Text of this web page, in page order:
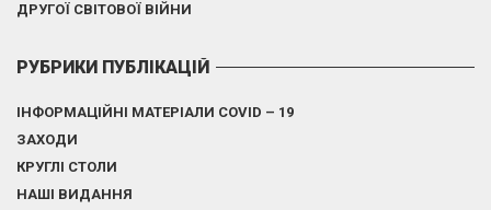
ДРУГОЇ СВІТОВОЇ ВІЙНИ
РУБРИКИ ПУБЛІКАЦІЙ
ІНФОРМАЦІЙНІ МАТЕРІАЛИ COVID – 19
ЗАХОДИ
КРУГЛІ СТОЛИ
НАШІ ВИДАННЯ